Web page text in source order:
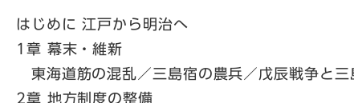
はじめに 江戸から明治へ
1章 幕末・維新
東海道筋の混乱／三島宿の農兵／戊辰戦争と三
2章 地方制度の整備